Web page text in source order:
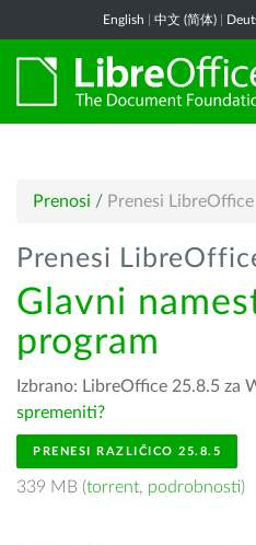
English 中文 (简体)
Prenosi / Prenesi LibreOffice
Prenesi
Glavni
program
Izbrano: LibreOffice 25.8.5 za
spremeniti?
PRENESI RAZLIČICO 25.8.5
339 MB (torrent, podrobnosti)